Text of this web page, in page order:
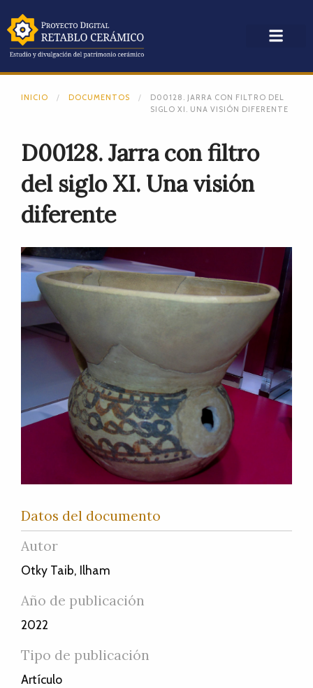
INICIO DOCUMENTOS
D00128. JARRA CON FILTRO DEL
SIGLO XI. UNA VISIÓN DIFERENTE
D00128. Jarra con filtro
del siglo XI. Una visión
diferente
Datos del documento
Autor
Otky Taib, Ilham
Año de publicación
2022
Tipo de publicación
Artículo